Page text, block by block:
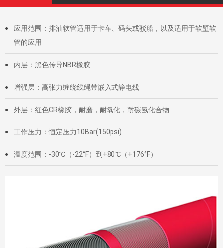
●
应用范围：排油软管适用于卡车、码头或驳船，以及适用于软壁软
管的应用
● 内层：黑色传导NBR橡胶
● 增强层：高张力缠绕线绳带嵌入式静电线
● 外层：红色CR橡胶，耐磨，耐氧化，耐碳氢化合物
● 工作压力：恒定压力10Bar(150psi)
● 温度范围：-30℃（-22°F）到+80℃（+176°F）